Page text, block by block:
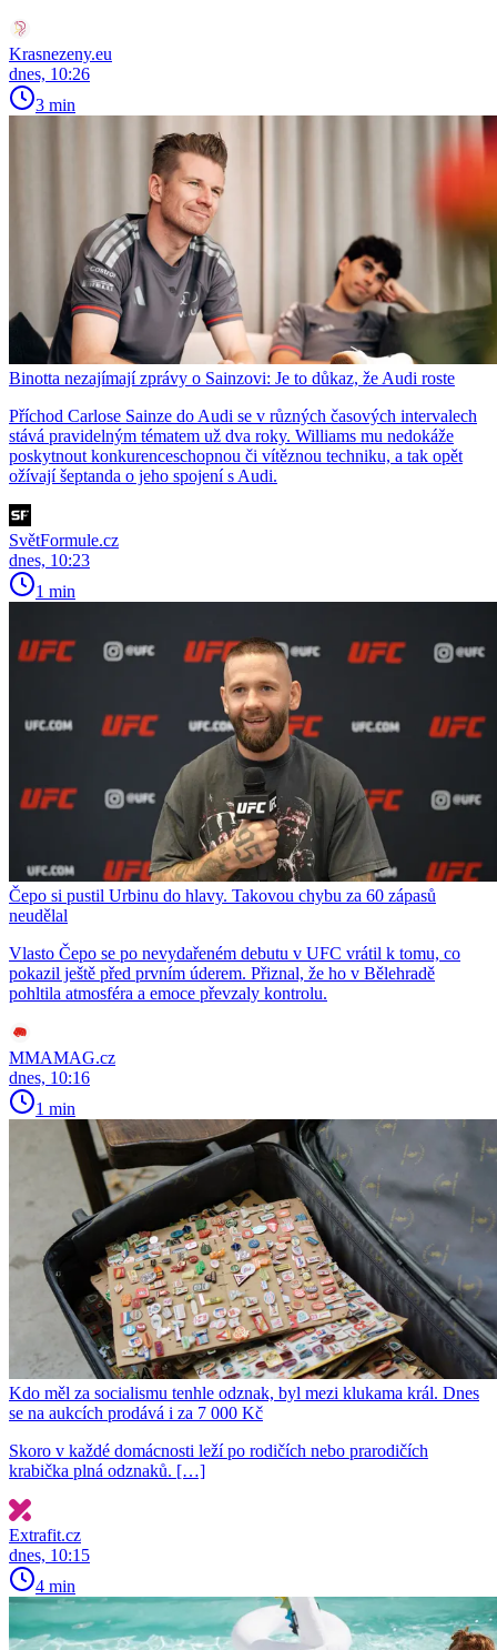
Krasnezeny.eu
dnes, 10:26
3 min
Binotta nezajímají zprávy o Sainzovi: Je to důkaz, že Audi roste
Příchod Carlose Sainze do Audi se v různých časových intervalech
stává pravidelným tématem už dva roky. Williams mu nedokáže
poskytnout konkurenceschopnou či vítěznou techniku, a tak opět
ožívají šeptanda o jeho spojení s Audi.
SvětFormule.cz
dnes, 10:23
1 min
Čepo si pustil Urbinu do hlavy. Takovou chybu za 60 zápasů
neudělal
Vlasto Čepo se po nevydařeném debutu v UFC vrátil k tomu, co
pokazil ještě před prvním úderem. Přiznal, že ho v Bělehradě
pohltila atmosféra a emoce převzaly kontrolu.
MMAMAG.cz
dnes, 10:16
1 min
Kdo měl za socialismu tenhle odznak, byl mezi klukama král. Dnes
se na aukcích prodává i za 7 000 Kč
Skoro v každé domácnosti leží po rodičích nebo prarodičích
krabička plná odznaků. […]
Extrafit.cz
dnes, 10:15
4 min